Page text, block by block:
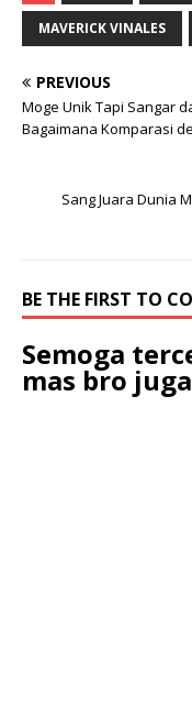
MAVERICK VINALES
PREVIOUS
Moge Unik Tapi Sangar
Bagaimana Komparasi
Sang Juara Dunia
BE THE FIRST TO
Semoga
mas bro